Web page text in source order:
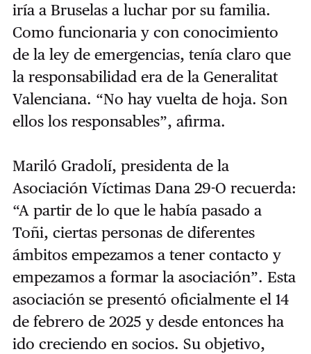
iría a Bruselas a luchar por su familia.
Como funcionaria y con conocimiento
de la ley de emergencias, tenía claro que
la responsabilidad era de la Generalitat
Valenciana. “No hay vuelta de hoja. Son
ellos los responsables”, afirma.
Mariló Gradolí, presidenta de la
Asociación Víctimas Dana 29-O recuerda:
“A partir de lo que le había pasado a
Toñi, ciertas personas de diferentes
ámbitos empezamos a tener contacto y
empezamos a formar la asociación”. Esta
asociación se presentó oficialmente el 14
de febrero de 2025 y desde entonces ha
ido creciendo en socios. Su objetivo,